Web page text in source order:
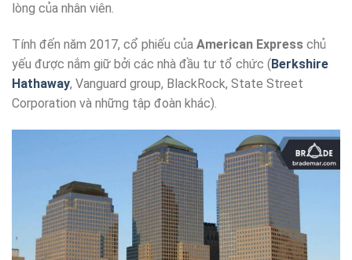
lòng của nhân viên.
Tính đến năm 2017, cổ phiếu của American Express chủ
yếu được nắm giữ bởi các nhà đầu tư tổ chức (Berkshire
Hathaway, Vanguard group, BlackRock, State Street
Corporation và những tập đoàn khác).